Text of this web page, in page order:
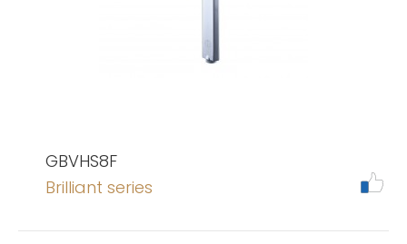
GBVHS8F
Brilliant series